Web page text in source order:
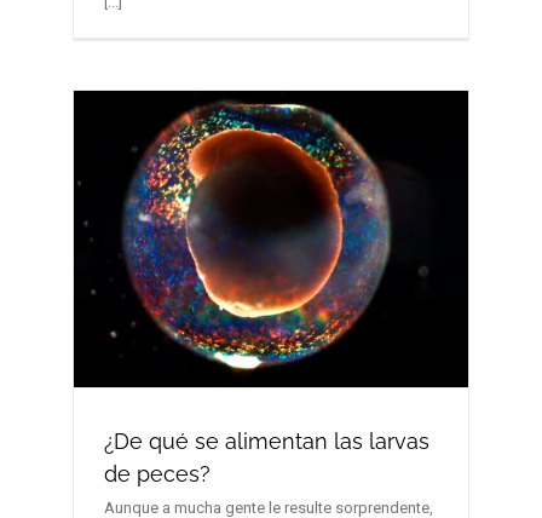
¿De qué se alimentan las larvas
de peces?
Aunque a mucha gente le resulte sorprendente,